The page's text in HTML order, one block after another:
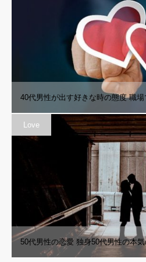
40代男性が出す好きな時の態度 職
Love
50代男性の恋愛 独身50代男性の本